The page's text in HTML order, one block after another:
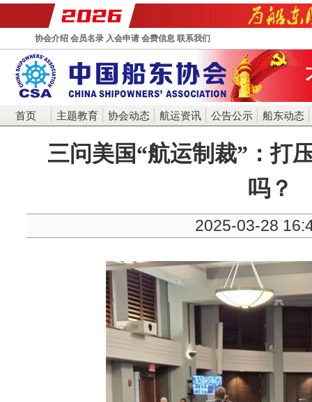
协会介绍 会员名录 入会申请 会费信息 联系我们
首页 主题教育 协会动态 航运资讯 公告公示 船东动态
三问美国“航运制裁”：打
吗？
2025-03-28